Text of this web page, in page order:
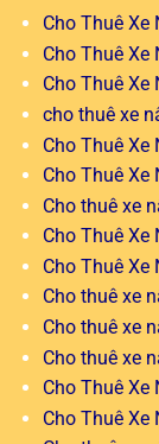
Cho Thuê
Cho Thuê
Cho Thuê Xe
cho thuê xe
Cho Thuê Xe
Cho Thuê
Cho thuê xe
Cho Thuê Xe
Cho Thuê Xe
Cho thuê xe
Cho thuê xe
Cho thuê xe
Cho Thuê Xe
Cho Thuê Xe